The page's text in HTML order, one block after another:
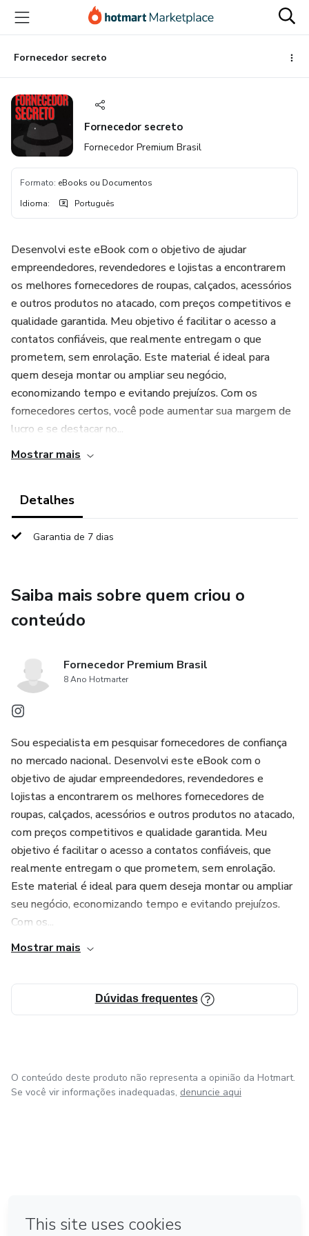
para
conteúdo
principal
para
pagamento
para
rodapé
Fornecedor secreto
Fornecedor secreto
Fornecedor Premium Brasil
Formato: eBooks ou Documentos
Idioma: Português
Desenvolvi este eBook com o objetivo de ajudar
empreendedores, revendedores e lojistas a encontrarem
os melhores fornecedores de roupas, calçados, acessórios
e outros produtos no atacado, com preços competitivos e
qualidade garantida. Meu objetivo é facilitar o acesso a
contatos confiáveis, que realmente entregam o que
prometem, sem enrolação. Este material é ideal para
quem deseja montar ou ampliar seu negócio,
economizando tempo e evitando prejuízos. Com os
fornecedores certos, você pode aumentar sua margem de
lucro e se destacar no...
Mostrar mais
Detalhes
Garantia de 7 dias
Saiba mais sobre quem criou o
conteúdo
Fornecedor Premium Brasil
8 Ano Hotmarter
Sou especialista em pesquisar fornecedores de confiança
no mercado nacional. Desenvolvi este eBook com o
objetivo de ajudar empreendedores, revendedores e
lojistas a encontrarem os melhores fornecedores de
roupas, calçados, acessórios e outros produtos no atacado,
com preços competitivos e qualidade garantida. Meu
objetivo é facilitar o acesso a contatos confiáveis, que
realmente entregam o que prometem, sem enrolação.
Este material é ideal para quem deseja montar ou ampliar
seu negócio, economizando tempo e evitando prejuízos.
Com os...
Mostrar mais
Dúvidas frequentes
O conteúdo deste produto não representa a opinião da Hotmart.
Se você vir informações inadequadas, denuncie aqui
Feito com ❤ na Cidade do México